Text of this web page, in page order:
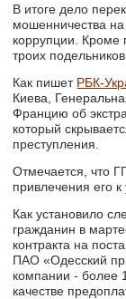
В итоге дело
мошенничества
коррупции. Кроме
троих
Как пишет РБК-
Киева,
Францию об
который
преступления.
Отмечается, что
привлечения его к
Как установило
гражданин в
контракта на
ПАО «Одесский
компании - более
качестве